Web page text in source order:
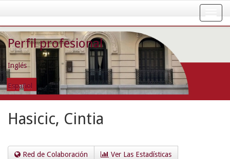
navigation
Perfil profesional
Inglés
Español
Hasicic, Cintia
Red de Colaboración Ver Las Estadísticas